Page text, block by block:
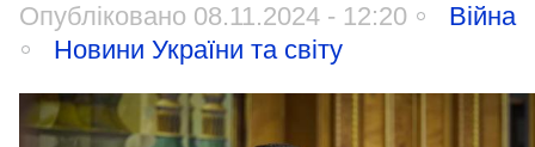
Опубліковано 08.11.2024 - 12:20
Війна
Новини України та світу